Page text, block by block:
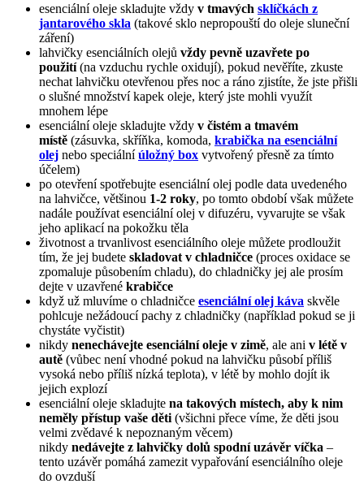
esenciální oleje skladujte vždy v tmavých sklíčkách z
jantarového skla (takové sklo nepropouští do oleje sluneční
záření)
lahvičky esenciálních olejů vždy pevně uzavřete po
použití(na vzduchu rychle oxidují), pokud nevěříte, zkuste
nechat lahvičku otevřenou přes noc a ráno zjistíte, že jste přišli
o slušné množství kapek oleje, který jste mohli využít
mnohem lépe
esenciální oleje skladujte vždy v čistém a tmavém
místě (zásuvka, skříňka, komoda, krabička na esenciální
olej nebo speciálníúložný box vytvořený přesně za tímto
účelem)
po otevření spotřebujte esenciální olej podle data uvedeného
na lahvičce, většinou 1-2 roky, po tomto období však můžete
nadále používat esenciální olej v difuzéru, vyvarujte se však
jeho aplikací na pokožku těla
životnost a trvanlivost esenciálního oleje můžete prodloužit
tím, že jej budete skladovat v chladničce (proces oxidace se
zpomaluje působením chladu), do chladničky jej ale prosím
dejte v uzavřené krabičce
když už mluvíme o chladničce esenciální olej káva skvěle
pohlcuje nežádoucí pachy z chladničky (například pokud se ji
chystáte vyčistit)
nikdy nenechávejte esenciální oleje v zimě, ale ani v létě v
autě (vůbec není vhodné pokud na lahvičku působí příliš
vysoká nebo příliš nízká teplota), v létě by mohlo dojít ik
jejich explozí
esenciální oleje skladujte na takových místech, aby k nim
neměly přístup vaše děti (všichni přece víme, že děti jsou
velmi zvědavé k nepoznaným věcem)
nikdy nedávejte z lahvičky dolů spodní uzávěr víčka –
tento uzávěr pomáhá zamezit vypařování esenciálního oleje
do ovzduší